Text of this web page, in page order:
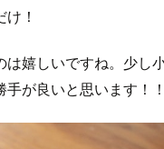
！
は嬉しいですね。少し
手が良いと思います！！